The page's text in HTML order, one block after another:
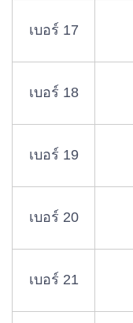
เบอร์ 17
เบอร์ 18
เบอร์ 19
เบอร์ 20
เบอร์ 21